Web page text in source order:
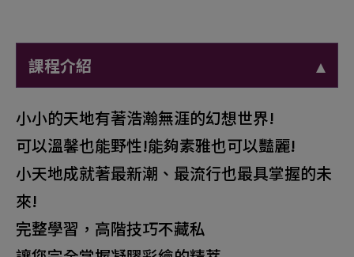
課程介紹
小小的天地有著浩瀚無涯的幻想世界!
可以溫馨也能野性!能夠素雅也可以豔麗!
小天地成就著最新潮、最流行也最具掌握的未
來!
完整學習，高階技巧不藏私